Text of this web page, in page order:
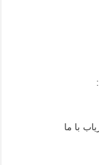
با ما